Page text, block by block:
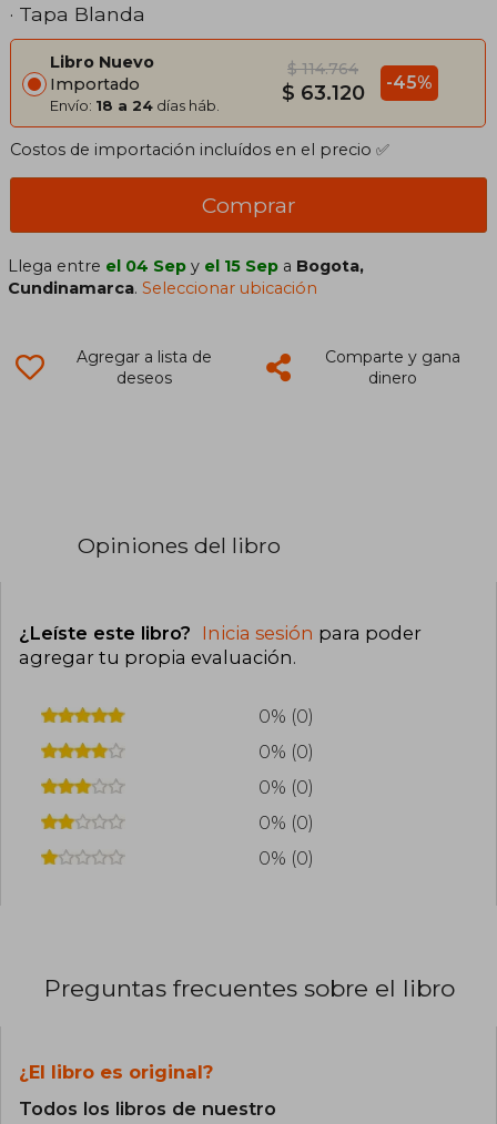
· Tapa Blanda
Libro Nuevo
Importado
Envío: 18 a 24 días háb.
$ 114.764
$ 63.120 -45%
Costos de importación incluídos en el precio ✅
Comprar
Llega entre el 04 Sep y el 15 Sep a Bogota,
Cundinamarca.Seleccionar ubicación
Agregar a lista de
deseos
Comparte y gana
dinero
Opiniones del libro
¿Leíste este libro? Inicia sesión para poder
agregar tu propia evaluación.
0% (0)
0% (0)
0% (0)
0% (0)
0% (0)
Preguntas frecuentes sobre el libro
¿El libro es original?
Todos los libros de nuestro